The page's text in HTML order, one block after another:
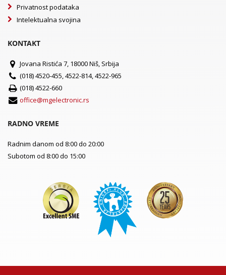
Privatnost podataka
Intelektualna svojina
KONTAKT
Jovana Ristića 7, 18000 Niš, Srbija
(018) 4520-455, 4522-814, 4522-965
(018) 4522-660
office@mgelectronic.rs
RADNO VREME
Radnim danom od 8:00 do 20:00
Subotom od 8:00 do 15:00